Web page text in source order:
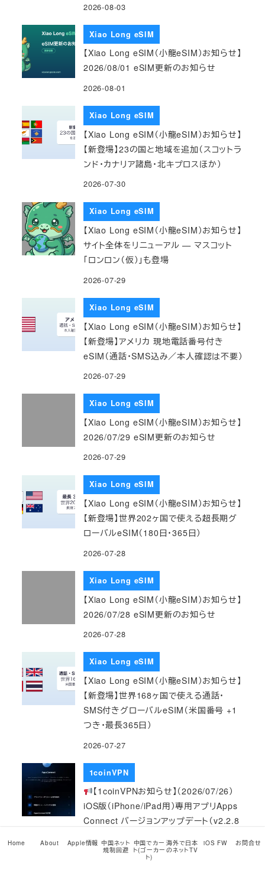
2026-08-03
Xiao Long eSIM
【Xiao Long eSIM（小龍eSIM）お知らせ】
2026/08/01 eSIM更新のお知らせ
2026-08-01
Xiao Long eSIM
【Xiao Long eSIM（小龍eSIM）お知らせ】
【新登場】23の国と地域を追加（スコットラ
ンド・カナリア諸島・北キプロスほか）
2026-07-30
Xiao Long eSIM
【Xiao Long eSIM（小龍eSIM）お知らせ】
サイト全体をリニューアル — マスコット
「ロンロン（仮）」も登場
2026-07-29
Xiao Long eSIM
【Xiao Long eSIM（小龍eSIM）お知らせ】
【新登場】アメリカ 現地電話番号付き
eSIM（通話・SMS込み／本人確認は不要）
2026-07-29
Xiao Long eSIM
【Xiao Long eSIM（小龍eSIM）お知らせ】
2026/07/29 eSIM更新のお知らせ
2026-07-29
Xiao Long eSIM
【Xiao Long eSIM（小龍eSIM）お知らせ】
【新登場】世界202ヶ国で使える超長期グ
ローバルeSIM（180日・365日）
2026-07-28
Xiao Long eSIM
【Xiao Long eSIM（小龍eSIM）お知らせ】
2026/07/28 eSIM更新のお知らせ
2026-07-28
Xiao Long eSIM
【Xiao Long eSIM（小龍eSIM）お知らせ】
【新登場】世界168ヶ国で使える通話・
SMS付きグローバルeSIM（米国番号 +1
つき・最長365日）
2026-07-27
1coinVPN
【1coinVPNお知らせ】（2026/07/26）
iOS版（iPhone/iPad用）専用アプリApps
Connect バージョンアップデート（v2.2.8
2026-07-26
Home About Apple情報 中国ネット
規制回避
中国でカー
ト(ゴーカー
ト)
海外で日本
のネットTV
iOS FW お問合せ